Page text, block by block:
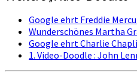
Google ehrt Freddie
Wunderschönes Martha
Google ehrt Charlie
1. Video-Doodle : John